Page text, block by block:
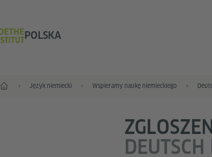
POLSKA
Start Język niemiecki Wspieramy naukę niemieckiego
DEUTSCH